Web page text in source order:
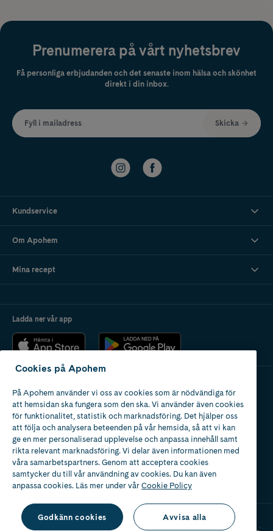
Prenumerera på vårt nyhetsbrev
Få personliga erbjudanden och det senaste inom hälsa och skönhet
direkt i din inbox.
Fyll i mailadress Skicka
Kundservice
Om Apohem
Mina recept
Ladda ner vår app
Apotek med tillstånd
av Läkemedelsverket
Cookies på Apohem
På Apohem använder vi oss av cookies som är nödvändiga för
att hemsidan ska fungera som den ska. Vi använder även cookies
för funktionalitet, statistik och marknadsföring. Det hjälper oss
att följa och analysera beteenden på vår hemsida, så att vi kan
ge en mer personaliserad upplevelse och anpassa innehåll samt
rikta relevant marknadsföring. Vi delar även informationen med
våra samarbetspartners. Genom att acceptera cookies
samtycker du till vår användning av cookies. Du kan även
anpassa cookies. Läs mer under vårCookie Policy
Godkänn cookies Avvisa alla